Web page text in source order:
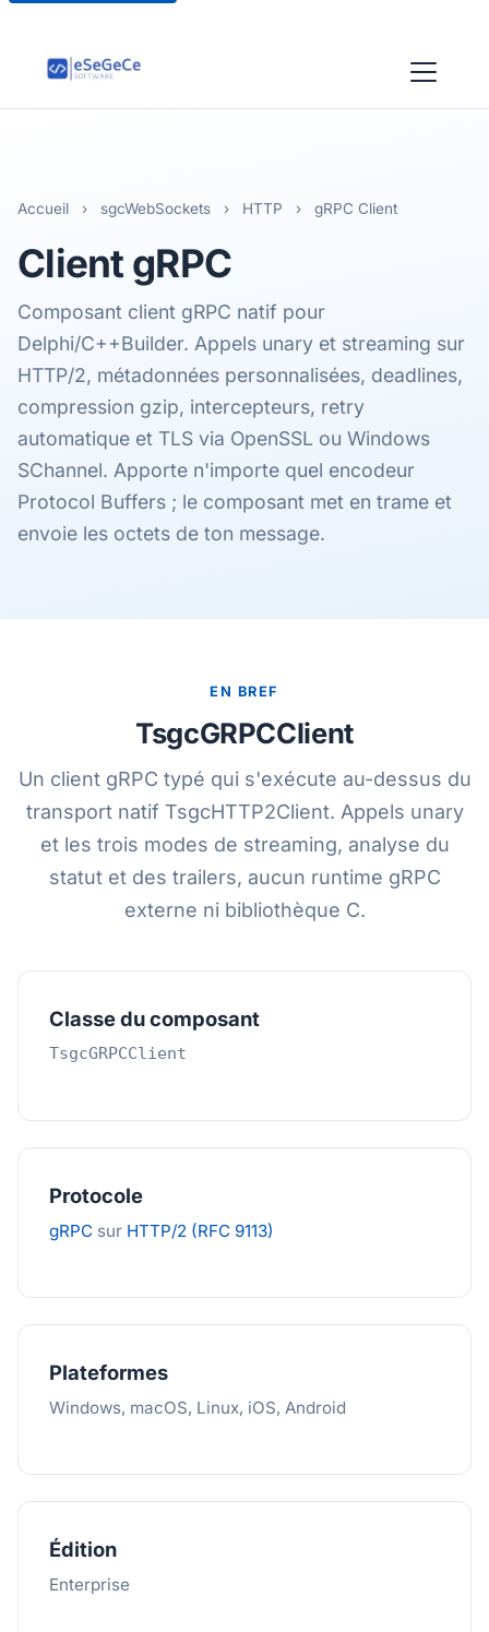
Accueil › sgcWebSockets › HTTP › gRPC Client
Client gRPC
Composant client gRPC natif pour
Delphi/C++Builder. Appels unary et streaming sur
HTTP/2, métadonnées personnalisées, deadlines,
compression gzip, intercepteurs, retry
automatique et TLS via OpenSSL ou Windows
SChannel. Apporte n'importe quel encodeur
Protocol Buffers ; le composant met en trame et
envoie les octets de ton message.
EN BREF
TsgcGRPCClient
Un client gRPC typé qui s'exécute au-dessus du
transport natif TsgcHTTP2Client. Appels unary
et les trois modes de streaming, analyse du
statut et des trailers, aucun runtime gRPC
externe ni bibliothèque C.
Classe du composant
TsgcGRPCClient
Protocole
gRPC sur HTTP/2 (RFC 9113)
Plateformes
Windows, macOS, Linux, iOS, Android
Édition
Enterprise